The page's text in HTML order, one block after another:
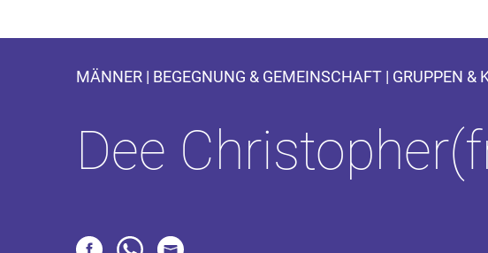
MÄNNER | BEGEGNUNG & GEMEINSCHAFT | GRUPPEN &
Dee